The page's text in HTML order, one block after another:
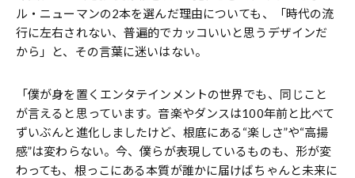
ル・ニューマンの2本を選んだ理由についても、「時代の流
行に左右されない、普遍的でカッコいいと思うデザインだ
から」と、その言葉に迷いはない。
「僕が身を置くエンタテインメントの世界でも、同じこと
が言えると思っています。音楽やダンスは100年前と比べて
ずいぶんと進化しましたけど、根底にある“楽しさ”や“高揚
感”は変わらない。今、僕らが表現しているものも、形が変
わっても、根っこにある本質が誰かに届けばちゃんと未来に